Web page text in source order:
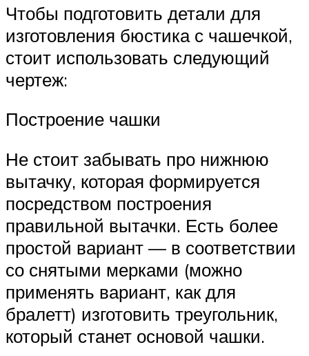
Чтобы подготовить детали для
изготовления бюстика с чашечкой,
стоит использовать следующий
чертеж:
Построение чашки
Не стоит забывать про нижнюю
вытачку, которая формируется
посредством построения
правильной вытачки. Есть более
простой вариант — в соответствии
со снятыми мерками (можно
применять вариант, как для
бралетт) изготовить треугольник,
который станет основой чашки.